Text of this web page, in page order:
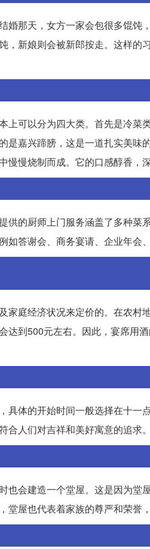
婚那天，女方一家会包很多馄饨
，新娘则会被新郎按走。这样的
上可以分为四大类。首先是冷菜
嘉兴蹄膀，这是一道扎实美味
慢烧制而成。它的口感醇香，深
的厨师上门服务涵盖了多种菜
答谢会、商务宴请、企业年会
庭经济状况来定价的。在农村
达到500元左右。因此，宴席用
体的开始时间一般选择在十一
人们对吉祥和美好寓意的追求。
也会建造一个堂屋。这是因为堂
屋也代表着家族的尊严和荣誉